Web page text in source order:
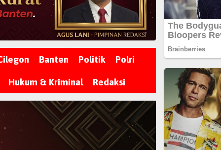
Banten Politik Polri
Hukum & Kriminal Redaksi